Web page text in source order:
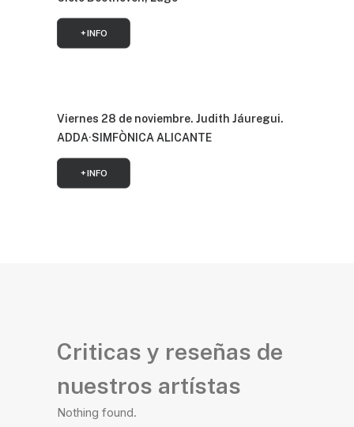
+ INFO
Viernes 28 de noviembre. Judith Jáuregui.
ADDA·SIMFÒNICA ALICANTE
+ INFO
Criticas y reseñas de
nuestros artístas
Nothing found.